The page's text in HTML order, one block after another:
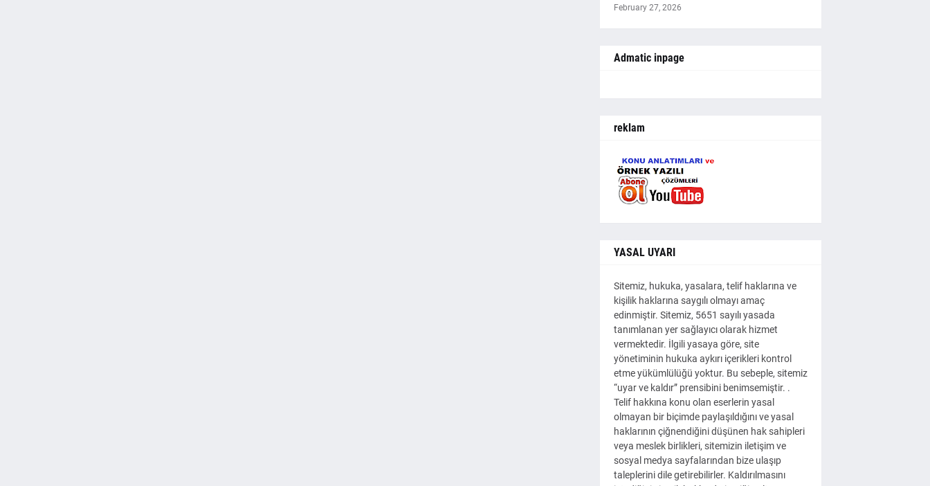
February 27, 2026
Admatic inpage
reklam
YASAL UYARI
Sitemiz, hukuka, yasalara, telif haklarına ve
kişilik haklarına saygılı olmayı amaç
edinmiştir. Sitemiz, 5651 sayılı yasada
tanımlanan yer sağlayıcı olarak hizmet
vermektedir. İlgili yasaya göre, site
yönetiminin hukuka aykırı içerikleri kontrol
etme yükümlülüğü yoktur. Bu sebeple, sitemiz
“uyar ve kaldır” prensibini benimsemiştir. .
Telif hakkına konu olan eserlerin yasal
olmayan bir biçimde paylaşıldığını ve yasal
haklarının çiğnendiğini düşünen hak sahipleri
veya meslek birlikleri, sitemizin iletişim ve
sosyal medya sayfalarından bize ulaşıp
taleplerini dile getirebilirler. Kaldırılmasını